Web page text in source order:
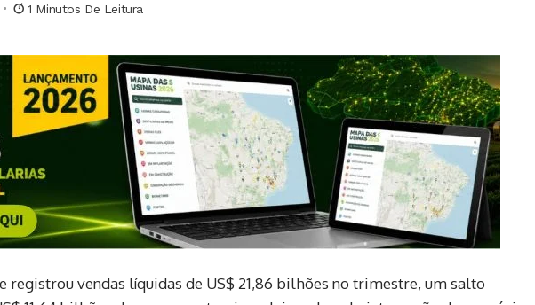
1 Minutos De Leitura
registrou vendas líquidas de US$ 21,86 bilhões no trimestre, um salto